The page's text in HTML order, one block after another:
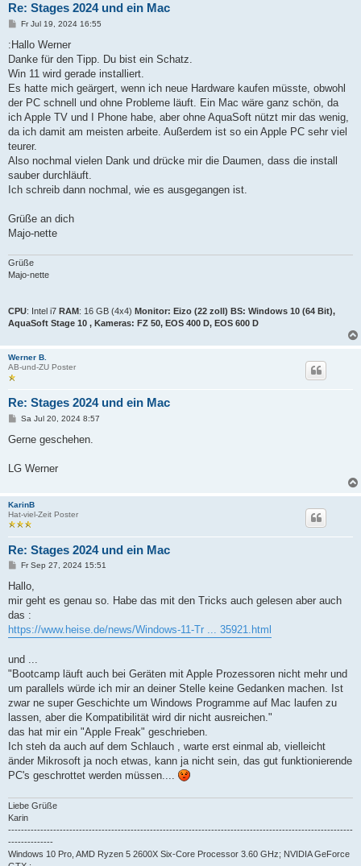
Re: Stages 2024 und ein Mac
B
i
r
a
Fr Jul 19, 2024 16:55
:Hallo Werner
Danke für den Tipp. Du bist ein Schatz.
Win 11 wird gerade installiert.
Es hatte mich geärgert, wenn ich neue Hardware kaufen müsste, obwohl
der PC schnell und ohne Probleme läuft. Ein Mac wäre ganz schön, da
ich Apple TV und I Phone habe, aber ohne AquaSoft nützt mir das wenig,
da ich damit am meisten arbeite. Außerdem ist so ein Apple PC sehr viel
teurer.
Also nochmal vielen Dank und drücke mir die Daumen, dass die install
sauber durchläuft.
Ich schreib dann nochmal, wie es ausgegangen ist.
Grüße an dich
Majo-nette
Grüße
Majo-nette
CPU: Intel i7 RAM : 16 GB (4x4) Monitor: Eizo (22 zoll) BS: Windows 10 (64 Bit),
AquaSoft Stage 10 , Kameras: FZ 50, EOS 400 D, EOS 600 D
Werner B.
AB-und-ZU Poster
Re: Stages 2024 und ein Mac
B
i
a
Sa Jul 20, 2024 8:57
Gerne geschehen.
LG Werner
KarinB
Hat-viel-Zeit Poster
Re: Stages 2024 und ein Mac
B
i
r
a
Fr Sep 27, 2024 15:51
Hallo,
mir geht es genau so. Habe das mit den Tricks auch gelesen aber auch
das :
https://www.heise.de/news/Windows-11-Tr ... 35921.html
und ...
"Bootcamp läuft auch bei Geräten mit Apple Prozessoren nicht mehr und
um parallels würde ich mir an deiner Stelle keine Gedanken machen. Ist
zwar ne super Geschichte um Windows Programme auf Mac laufen zu
lassen, aber die Kompatibilität wird dir nicht ausreichen."
das hat mir ein "Apple Freak" geschrieben.
Ich steh da auch auf dem Schlauch , warte erst einmal ab, vielleicht
änder Mikrosoft ja noch etwas, kann ja nicht sein, das gut funktionierende
PC's geschrottet werden müssen....
Liebe Grüße
Karin
-----------------------------------------------------------------------------------------------------------
--------------
Windows 10 Pro, AMD Ryzen 5 2600X Six-Core Processor 3.60 GHz; NVIDIA GeForce